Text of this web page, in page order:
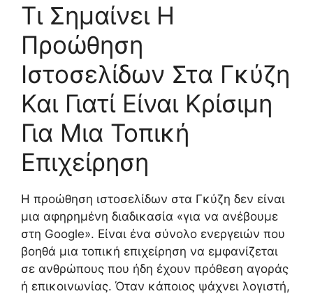
Τι Σημαίνει Η
Προώθηση
Ιστοσελίδων Στα Γκύζη
Και Γιατί Είναι Κρίσιμη
Για Μια Τοπική
Επιχείρηση
Η προώθηση ιστοσελίδων στα Γκύζη δεν είναι
μια αφηρημένη διαδικασία «για να ανέβουμε
στη Google». Είναι ένα σύνολο ενεργειών που
βοηθά μια τοπική επιχείρηση να εμφανίζεται
σε ανθρώπους που ήδη έχουν πρόθεση αγοράς
ή επικοινωνίας. Όταν κάποιος ψάχνει λογιστή,